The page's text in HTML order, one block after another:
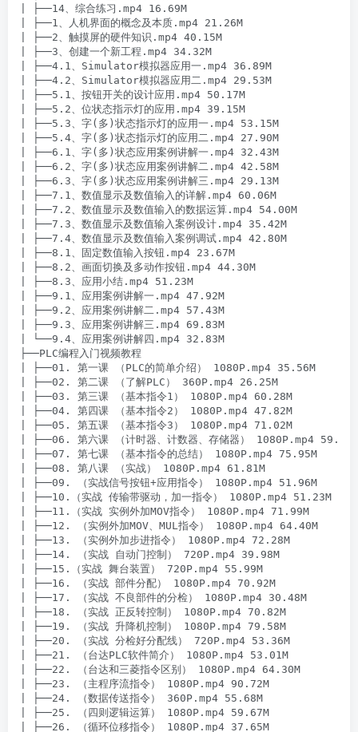
| ├──14、综合练习.mp4 16.69M
| ├──1、人机界面的概念及本质.mp4 21.26M
| ├──2、触摸屏的硬件知识.mp4 40.15M
| ├──3、创建一个新工程.mp4 34.32M
| ├──4.1、Simulator模拟器应用一.mp4 36.89M
| ├──4.2、Simulator模拟器应用二.mp4 29.53M
| ├──5.1、按钮开关的设计应用.mp4 50.17M
| ├──5.2、位状态指示灯的应用.mp4 39.15M
| ├──5.3、字(多)状态指示灯的应用一.mp4 53.15M
| ├──5.4、字(多)状态指示灯的应用二.mp4 27.90M
| ├──6.1、字(多)状态应用案例讲解一.mp4 32.43M
| ├──6.2、字(多)状态应用案例讲解二.mp4 42.58M
| ├──6.3、字(多)状态应用案例讲解三.mp4 29.13M
| ├──7.1、数值显示及数值输入的详解.mp4 60.06M
| ├──7.2、数值显示及数值输入的数据运算.mp4 54.00M
| ├──7.3、数值显示及数值输入案例设计.mp4 35.42M
| ├──7.4、数值显示及数值输入案例调试.mp4 42.80M
| ├──8.1、固定数值输入按钮.mp4 23.67M
| ├──8.2、画面切换及多动作按钮.mp4 44.30M
| ├──8.3、应用小结.mp4 51.23M
| ├──9.1、应用案例讲解一.mp4 47.92M
| ├──9.2、应用案例讲解二.mp4 57.43M
| ├──9.3、应用案例讲解三.mp4 69.83M
| └──9.4、应用案例讲解四.mp4 32.83M
├──PLC编程入门视频教程
| ├──01. 第一课 （PLC的简单介绍） 1080P.mp4 35.56M
| ├──02. 第二课 （了解PLC） 360P.mp4 26.25M
| ├──03. 第三课 （基本指令1） 1080P.mp4 60.28M
| ├──04. 第四课 （基本指令2） 1080P.mp4 47.82M
| ├──05. 第五课 （基本指令3） 1080P.mp4 71.02M
| ├──06. 第六课 （计时器、计数器、存储器） 1080P.mp4 59.58M
| ├──07. 第七课 （基本指令的总结） 1080P.mp4 75.95M
| ├──08. 第八课 （实战） 1080P.mp4 61.81M
| ├──09. （实战信号按钮+应用指令） 1080P.mp4 51.96M
| ├──10.（实战 传输带驱动，加一指令） 1080P.mp4 51.23M
| ├──11.（实战 实例外加MOV指令） 1080P.mp4 71.99M
| ├──12. （实例外加MOV、MUL指令） 1080P.mp4 64.40M
| ├──13. （实例外加步进指令） 1080P.mp4 72.28M
| ├──14. （实战 自动门控制） 720P.mp4 39.98M
| ├──15.（实战 舞台装置） 720P.mp4 55.99M
| ├──16. （实战 部件分配） 1080P.mp4 70.92M
| ├──17. （实战 不良部件的分检） 1080P.mp4 30.48M
| ├──18. （实战 正反转控制） 1080P.mp4 70.82M
| ├──19. （实战 升降机控制） 1080P.mp4 79.58M
| ├──20. （实战 分检好分配线） 720P.mp4 53.36M
| ├──21. （台达PLC软件简介） 1080P.mp4 53.01M
| ├──22. （台达和三菱指令区别） 1080P.mp4 64.30M
| ├──23. （主程序流指令） 1080P.mp4 90.72M
| ├──24. （数据传送指令） 360P.mp4 55.68M
| ├──25. （四则逻辑运算） 1080P.mp4 59.67M
| ├──26. （循环位移指令） 1080P.mp4 37.65M